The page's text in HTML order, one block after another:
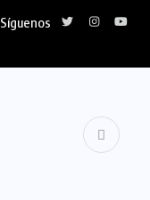
Síguenos